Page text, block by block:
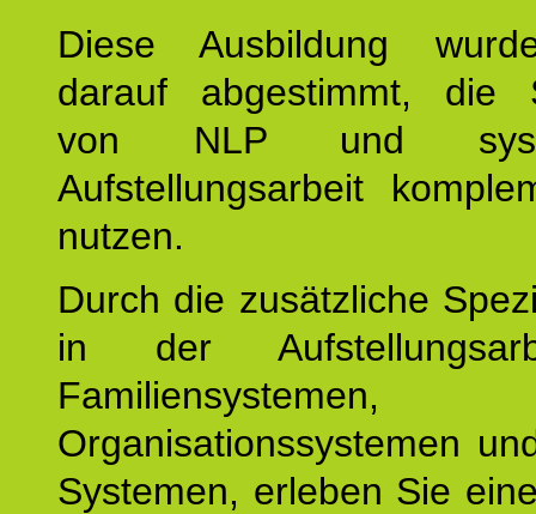
Diese Ausbildung
darauf abgestimmt, die
von NLP und
Aufstellungsarbeit
nutzen.
Durch die zusätzliche
in der
Familiensystemen,
Organisationssystemen
Systemen, erleben Sie